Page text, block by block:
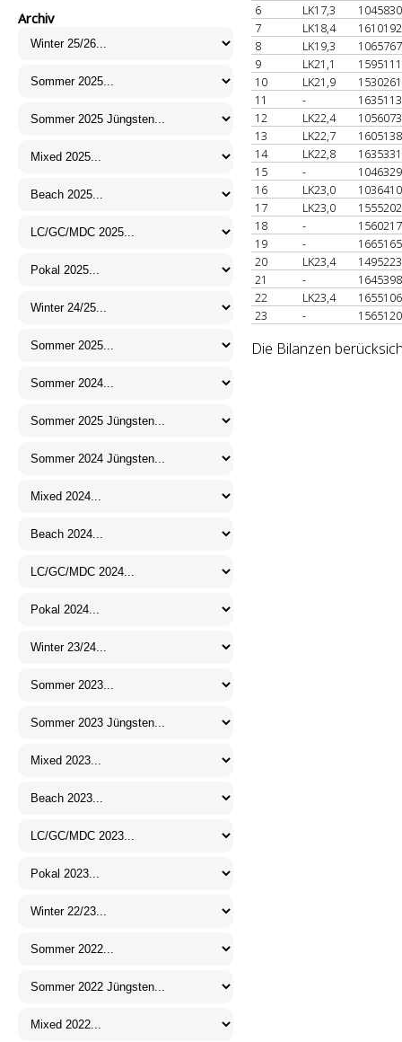
Archiv
6
LK17,3
7
LK18,4
8
LK19,3
9
LK21,1
10
LK21,9
11
-
12
LK22,4
13
LK22,7
14
LK22,8
15
-
16
LK23,0
17
LK23,0
18
-
19
-
20
LK23,4
21
-
22
LK23,4
23
-
Die Bilanzen